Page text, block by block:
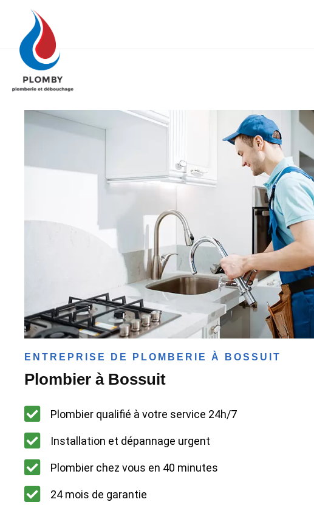
ENTREPRISE DE PLOMBERIE À BOSSUIT
Plombier à Bossuit
Plombier qualifié à votre service 24h/7
Installation et dépannage urgent
Plombier chez vous en 40 minutes
24 mois de garantie